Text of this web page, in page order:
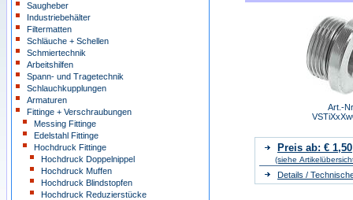
Saugheber
Industriebehälter
Filtermatten
Schläuche + Schellen
Schmiertechnik
Arbeitshilfen
Spann- und Tragetechnik
Schlauchkupplungen
Armaturen
Fittinge + Verschraubungen
Messing Fittinge
Edelstahl Fittinge
Hochdruck Fittinge
Hochdruck Doppelnippel
Hochdruck Muffen
Hochdruck Blindstopfen
Hochdruck Reduzierstücke
Art.-
Preis ab: € 1,50
(siehe
Details /